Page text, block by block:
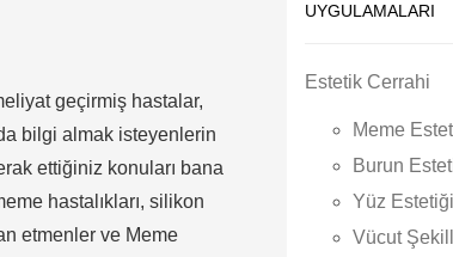
geçirmiş hastalar,
bilgi almak isteyenlerin
ettiğiniz konuları bana
hastalıkları, silikon
etmenler ve Meme
UYGULAMALARI
Estetik Cerrahi
Meme
Burun
Yüz Estetiği
Vücut